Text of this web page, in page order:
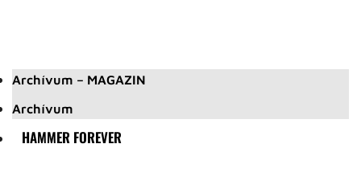
Archívum – MAGAZIN
Archívum
HAMMER FOREVER